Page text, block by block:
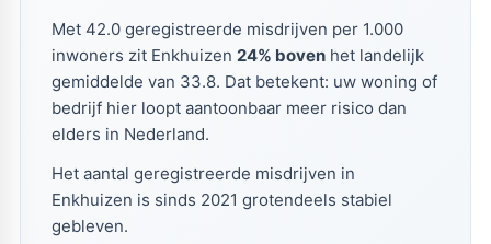
Met 42.0 geregistreerde misdrijven per 1.000
inwoners zit Enkhuizen 24% bovenhet landelijk
gemiddelde van 33.8. Dat betekent: uw woning of
bedrijf hier loopt aantoonbaar meer risico dan
elders in Nederland.
Het aantal geregistreerde misdrijven in
Enkhuizen is sinds 2021 grotendeels stabiel
gebleven.